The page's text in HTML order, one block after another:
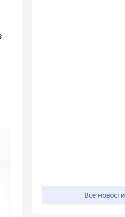
Все новости